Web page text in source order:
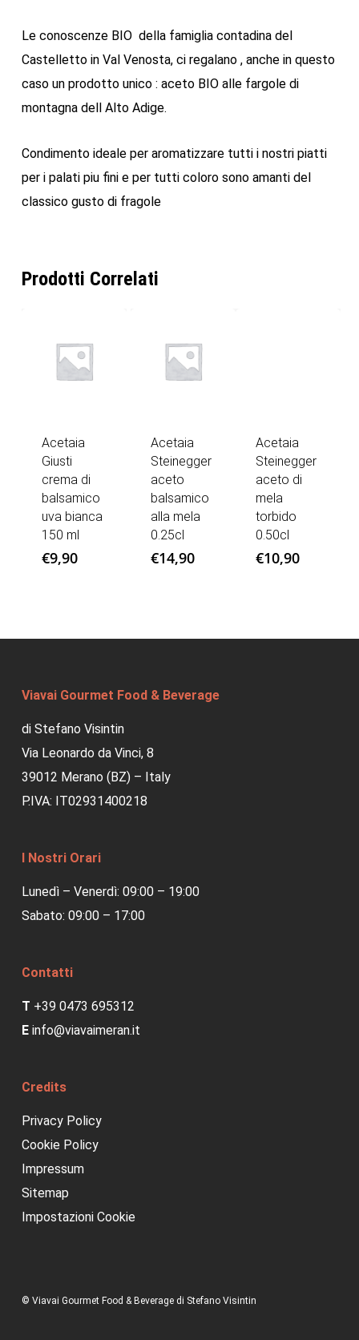
Le conoscenze BIO della famiglia contadina del
Castelletto in Val Venosta, ci regalano , anche in questo
caso un prodotto unico : aceto BIO alle fargole di
montagna dell Alto Adige.
Condimento ideale per aromatizzare tutti i nostri piatti
per i palati piu fini e per tutti coloro sono amanti del
classico gusto di fragole
Prodotti Correlati
Acetaia
Giusti
crema di
balsamico
uva bianca
150 ml
€9,90
Acetaia
Steinegger
aceto
balsamico
alla mela
0.25cl
€14,90
Acetaia
Steinegger
aceto di
mela
torbido
0.50cl
€10,90
Viavai Gourmet Food & Beverage
di Stefano Visintin
Via Leonardo da Vinci, 8
39012 Merano (BZ) – Italy
P.IVA: IT02931400218
I Nostri Orari
Lunedì – Venerdì: 09:00 – 19:00
Sabato: 09:00 – 17:00
Contatti
T +39 0473 695312
E info@viavaimeran.it
Credits
Privacy Policy
Cookie Policy
Impressum
Sitemap
Impostazioni Cookie
© Viavai Gourmet Food & Beverage di Stefano Visintin